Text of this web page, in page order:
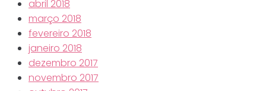
abril 2018
março 2018
fevereiro 2018
janeiro 2018
dezembro 2017
novembro 2017